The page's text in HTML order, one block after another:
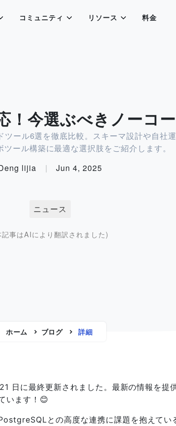
コミュニティ リソース 料金
！今選ぶべきノーコ
ール6選を徹底比較。スキーマ設計や自社運
ール構築に最適な選択肢をご紹介します。
lijia
| Jun 4, 2025
ニュース
記事はAIにより翻訳されました)
ホーム ブログ 詳細
日に最終更新されました。最新の情報を提
います！😊
との高度な連携に課題を抱えてい